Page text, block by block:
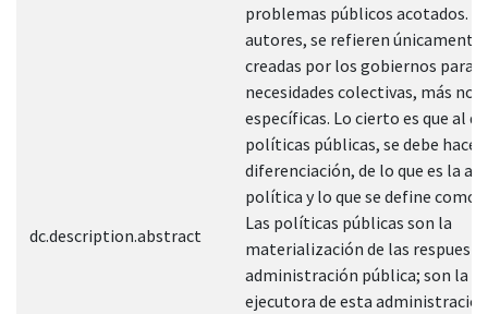
dc.description.abstract
problemas públicos acotados.
autores, se refieren únicamente
creadas por los gobiernos para
necesidades colectivas, más no
específicas. Lo cierto es que al
políticas públicas, se debe
diferenciación, de lo que es la
política y lo que se define como
Las políticas públicas son la
materialización de las
administración pública; son la
ejecutora de esta